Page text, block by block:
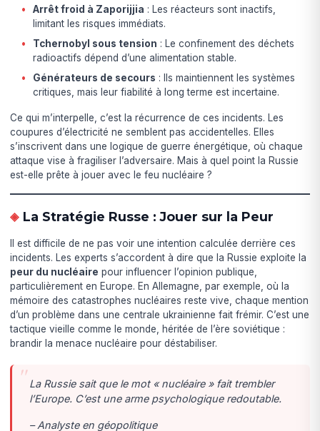
Arrêt froid à Zaporijjia : Les réacteurs sont inactifs,
limitant les risques immédiats.
Tchernobyl sous tension : Le confinement des déchets
radioactifs dépend d’une alimentation stable.
Générateurs de secours : Ils maintiennent les systèmes
critiques, mais leur fiabilité à long terme est incertaine.
Ce qui m’interpelle, c’est la récurrence de ces incidents. Les
coupures d’électricité ne semblent pas accidentelles. Elles
s’inscrivent dans une logique de guerre énergétique, où chaque
attaque vise à fragiliser l’adversaire. Mais à quel point la Russie
est-elle prête à jouer avec le feu nucléaire ?
La Stratégie Russe : Jouer sur la Peur
Il est difficile de ne pas voir une intention calculée derrière ces
incidents. Les experts s’accordent à dire que la Russie exploite la
peur du nucléaire pour influencer l’opinion publique,
particulièrement en Europe. En Allemagne, par exemple, où la
mémoire des catastrophes nucléaires reste vive, chaque mention
d’un problème dans une centrale ukrainienne fait frémir. C’est une
tactique vieille comme le monde, héritée de l’ère soviétique :
brandir la menace nucléaire pour déstabiliser.
La Russie sait que le mot « nucléaire » fait trembler
l’Europe. C’est une arme psychologique redoutable.
– Analyste en géopolitique